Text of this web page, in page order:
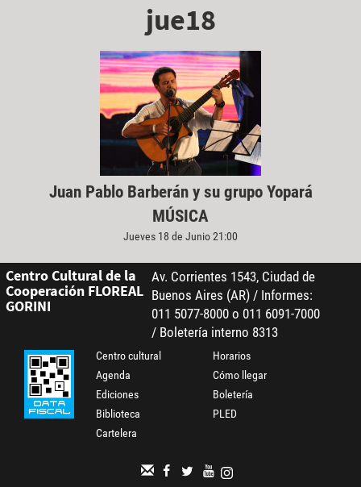
jue18
Juan Pablo Barberán y su grupo Yopará
MÚSICA
Jueves 18 de Junio 21:00
Centro Cultural de la
Cooperación FLOREAL
GORINI
Av. Corrientes 1543, Ciudad de
Buenos Aires (AR) / Informes:
011 5077-8000 o 011 6091-7000
/ Boletería interno 8313
Centro cultural
Agenda
Ediciones
Biblioteca
Cartelera
Horarios
Cómo llegar
Boletería
PLED